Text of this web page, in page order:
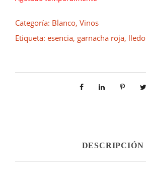
Categoría: Blanco, Vinos
Etiqueta: esencia, garnacha roja,
DESCRIPCIÓN